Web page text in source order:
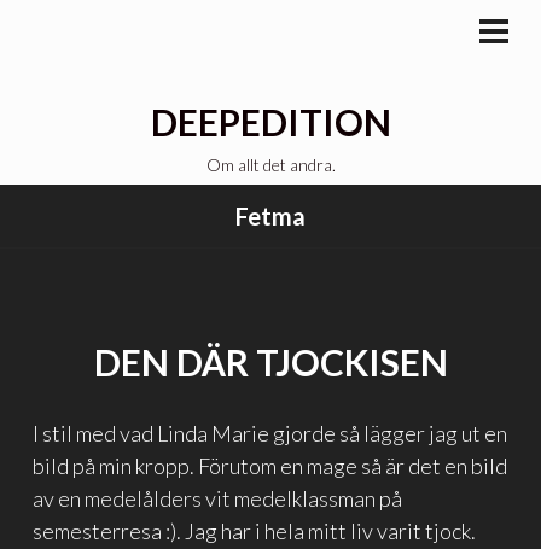
DEEPEDITION
Om allt det andra.
Fetma
DEN DÄR TJOCKISEN
I stil med vad Linda Marie gjorde så lägger jag ut en
bild på min kropp. Förutom en mage så är det en bild
av en medelålders vit medelklassman på
semesterresa :). Jag har i hela mitt liv varit tjock.